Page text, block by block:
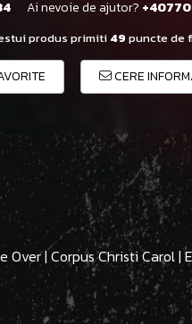
Ai nevoie de ajutor?
produs primiti 49 puncte de
CERE
Over | Corpus Christi Carol